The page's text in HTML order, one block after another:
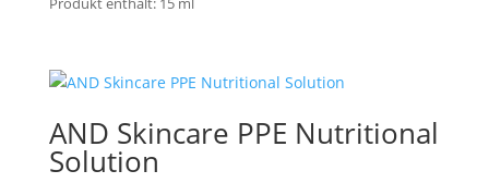
Produkt enthält: 15 ml
AND Skincare PPE Nutritional
Solution